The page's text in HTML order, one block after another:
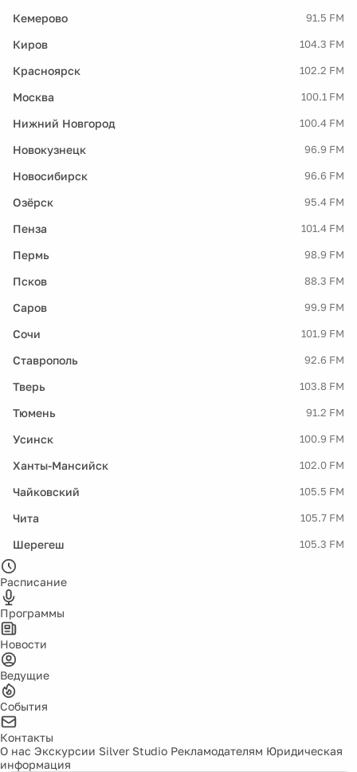
Кемерово 91.5 FM
Киров 104.3 FM
Красноярск 102.2 FM
Москва 100.1 FM
Нижний Новгород 100.4 FM
Новокузнецк 96.9 FM
Новосибирск 96.6 FM
Озёрск 95.4 FM
Пенза 101.4 FM
Пермь 98.9 FM
Псков 88.3 FM
Саров 99.9 FM
Сочи 101.9 FM
Ставрополь 92.6 FM
Тверь 103.8 FM
Тюмень 91.2 FM
Усинск 100.9 FM
Ханты-Мансийск 102.0 FM
Чайковский 105.5 FM
Чита 105.7 FM
Шерегеш 105.3 FM
Расписание
Программы
Новости
Ведущие
События
Контакты
О нас Экскурсии Silver Studio Рекламодателям Юридическая
информация